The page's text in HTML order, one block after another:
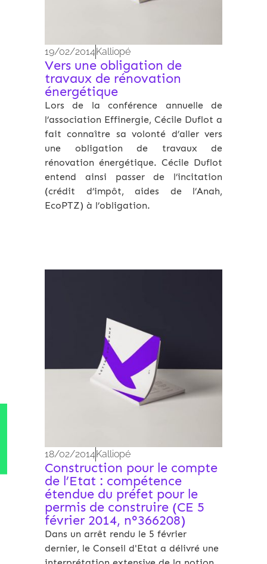
19/02/2014 Kalliopé
Vers une obligation de
travaux de rénovation
énergétique
Lors de la conférence annuelle de
l’association Effinergie, Cécile Duflot a
fait connaître sa volonté d’aller vers
une obligation de travaux de
rénovation énergétique. Cécile Duflot
entend ainsi passer de l’incitation
(crédit d’impôt, aides de l’Anah,
EcoPTZ) à l’obligation.
18/02/2014 Kalliopé
Construction pour le compte
de l’Etat : compétence
étendue du préfet pour le
permis de construire (CE 5
février 2014, n°366208)
Dans un arrêt rendu le 5 février
dernier, le Conseil d'Etat a délivré une